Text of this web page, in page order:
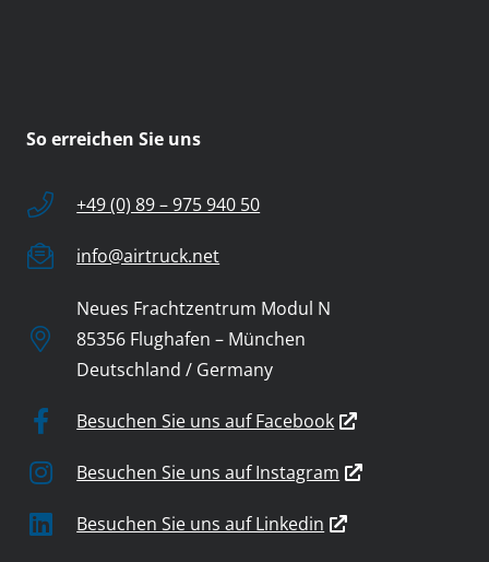
So erreichen Sie uns
+49 (0) 89 – 975 940 50
info@airtruck.net
Neues Frachtzentrum Modul N
85356 Flughafen – München
Deutschland / Germany
Besuchen Sie uns auf Facebook
Besuchen Sie uns auf Instagram
Besuchen Sie uns auf Linkedin